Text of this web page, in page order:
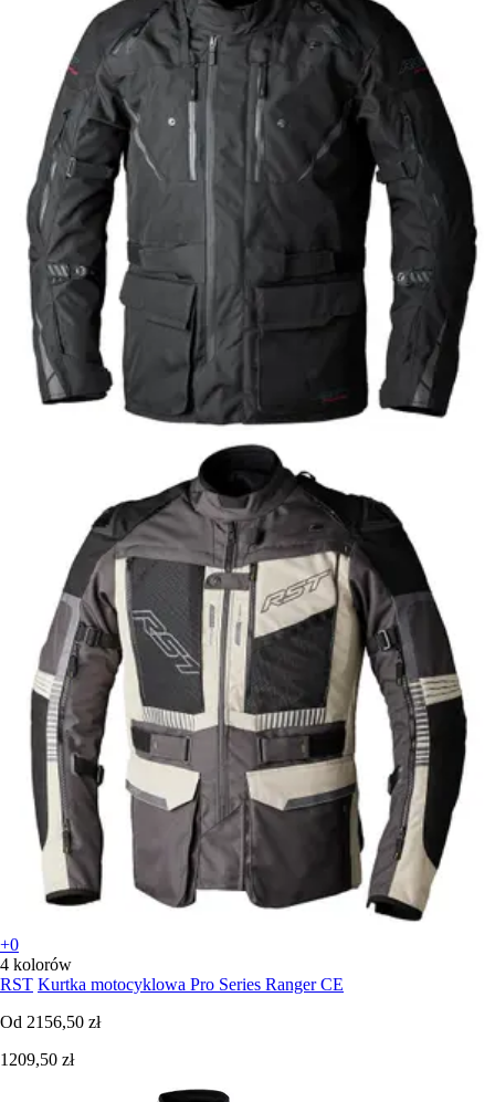
+0
4 kolorów
RST Kurtka motocyklowa Pro Series Ranger CE
Od 2156,50 zł
1209,50 zł